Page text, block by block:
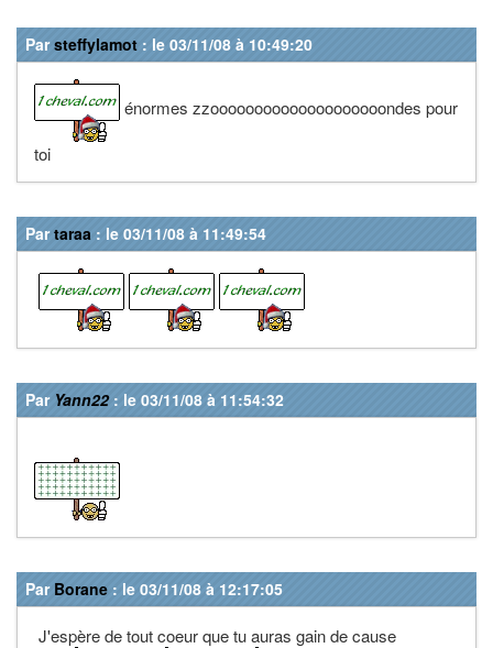
Parsteffylamot : le 03/11/08 à 10:49:20
énormes zzoooooooooooooooooooondes pour
toi
Partaraa : le 03/11/08 à 11:49:54
Par Yann22: le 03/11/08 à 11:54:32
Par Borane : le 03/11/08 à 12:17:05
J'espère de tout coeur que tu auras gain de cause